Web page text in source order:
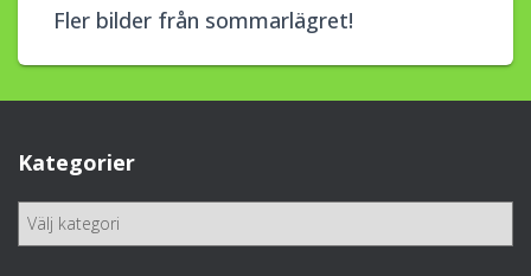
Fler bilder från sommarlägret!
Kategorier